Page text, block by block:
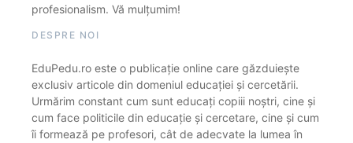
profesionalism. Vă mulțumim!
DESPRE NOI
EduPedu.ro este o publicație online care găzduiește
exclusiv articole din domeniul educației și cercetării.
Urmărim constant cum sunt educați copiii noștri, cine și
cum face politicile din educație și cercetare, cine și cum
îi formează pe profesori, cât de adecvate la lumea în